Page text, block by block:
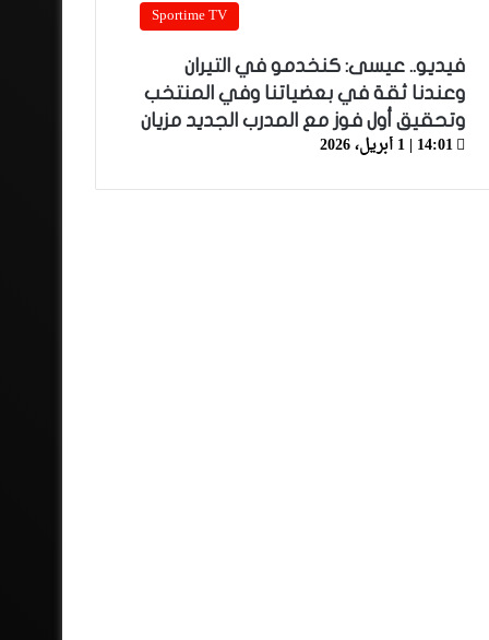
Sportime TV
فيديو.. عيسى: كنخدمو في التيران
وعندنا ثقة في بعضياتنا وفي المنتخب
وتحقيق أول فوز مع المدرب الجديد مزيان
14:01 | 1 أبريل، 2026